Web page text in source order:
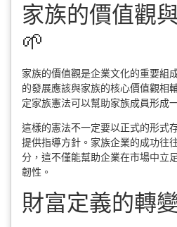
家族的價值觀
🌱
家族的價值觀是企業文化的重要組
的發展應該與家族的核心價值觀相
定家族憲法可以幫助家族成員形成
這樣的憲法不一定要以正式的形式
提供指導方針。家族企業的成功往
分，這不僅能幫助企業在市場中立
韌性。
財富定義的轉